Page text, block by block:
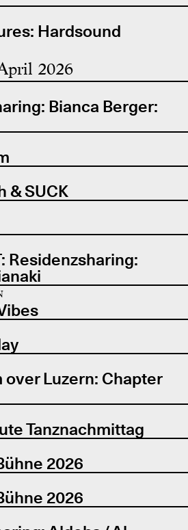
Hardsound
2026
Bianca Berger:
& SUCK
Residenzsharing:
Luzern: Chapter
Tanznachmittag
2026
2026